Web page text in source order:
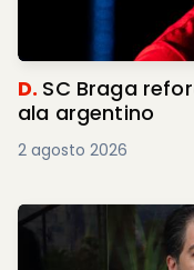
D. SC Braga
ala argentino
2 agosto 2026